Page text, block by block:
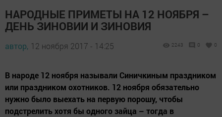
НАРОДНЫЕ ПРИМЕТЫ НА 12 НОЯБРЯ –
ДЕНЬ ЗИНОВИИ И ЗИНОВИЯ
автор, 12 ноября 2017 - 14:25 2243 0 0
В народе 12 ноября называли Синичкиным праздником
или праздником охотников. 12 ноября обязательно
нужно было выехать на первую порошу, чтобы
подстрелить хотя бы одного зайца – тогда в